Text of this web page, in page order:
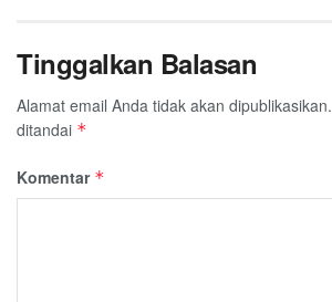
Tinggalkan Balasan
Alamat email Anda tidak akan dipublikasikan.
ditandai *
Komentar *